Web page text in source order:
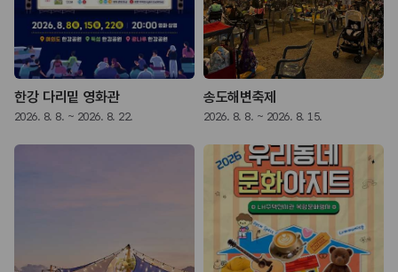
한강 다리밑 영화관
2026. 8. 8. ~ 2026. 8. 22.
송도해변축제
2026. 8. 8. ~ 2026. 8. 15.